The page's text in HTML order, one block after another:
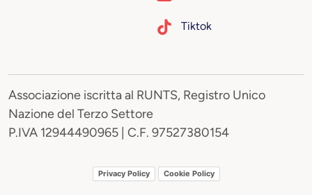
Tiktok
Associazione iscritta al RUNTS, Registro Unico
Nazione del Terzo Settore
P.IVA 12944490965 | C.F. 97527380154
Privacy Policy Cookie Policy